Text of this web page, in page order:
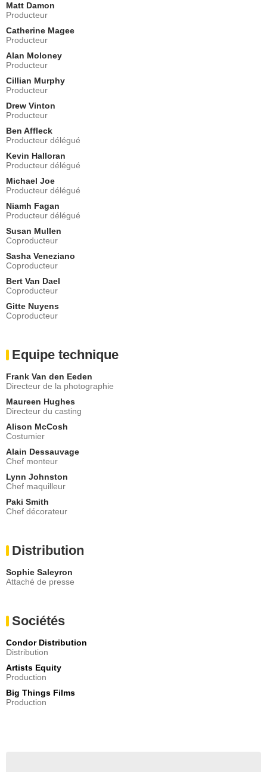
Matt Damon
Producteur
Catherine Magee
Producteur
Alan Moloney
Producteur
Cillian Murphy
Producteur
Drew Vinton
Producteur
Ben Affleck
Producteur délégué
Kevin Halloran
Producteur délégué
Michael Joe
Producteur délégué
Niamh Fagan
Producteur délégué
Susan Mullen
Coproducteur
Sasha Veneziano
Coproducteur
Bert Van Dael
Coproducteur
Gitte Nuyens
Coproducteur
Equipe technique
Frank Van den Eeden
Directeur de la photographie
Maureen Hughes
Directeur du casting
Alison McCosh
Costumier
Alain Dessauvage
Chef monteur
Lynn Johnston
Chef maquilleur
Paki Smith
Chef décorateur
Distribution
Sophie Saleyron
Attaché de presse
Sociétés
Condor Distribution
Distribution
Artists Equity
Production
Big Things Films
Production